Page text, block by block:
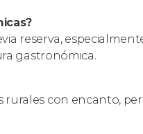
reserva,
gastronómica.
con encanto,